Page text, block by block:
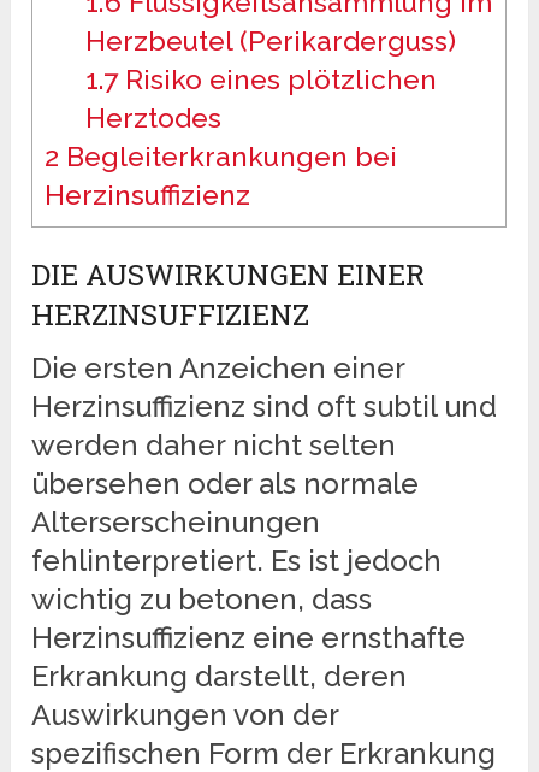
Herzbeutel (Perikarderguss)
1.7Risiko eines plötzlichen
Herztodes
2 Begleiterkrankungen bei
Herzinsuffizienz
DIE AUSWIRKUNGEN EINER
HERZINSUFFIZIENZ
Die ersten Anzeichen einer
Herzinsuffizienz sind oft subtil und
werden daher nicht selten
übersehen oder als normale
Alterserscheinungen
fehlinterpretiert. Es ist jedoch
wichtig zu betonen, dass
Herzinsuffizienz eine ernsthafte
Erkrankung darstellt, deren
Auswirkungen von der
spezifischen Form der Erkrankung